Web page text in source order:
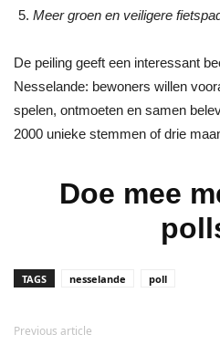
Meer groen en veiligere
De peiling geeft een interessant
Nesselande: bewoners willen
spelen, ontmoeten en samen
2000 unieke stemmen of drie
Doe mee
TAGS nesselande poll
Previous article